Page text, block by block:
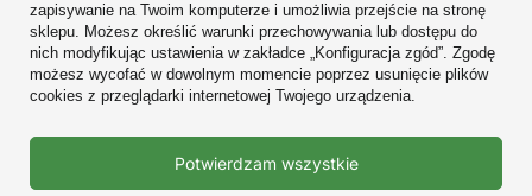
W sklepie prezentujemy ceny brutto (z VAT).
zapisywanie na Twoim komputerze i umożliwia przejście na stronę
sklepu. Możesz określić warunki przechowywania lub dostępu do
nich modyfikując ustawienia w zakładce „Konfiguracja zgód”. Zgodę
możesz wycofać w dowolnym momencie poprzez usunięcie plików
cookies z przeglądarki internetowej Twojego urządzenia.
Potwierdzam wszystkie